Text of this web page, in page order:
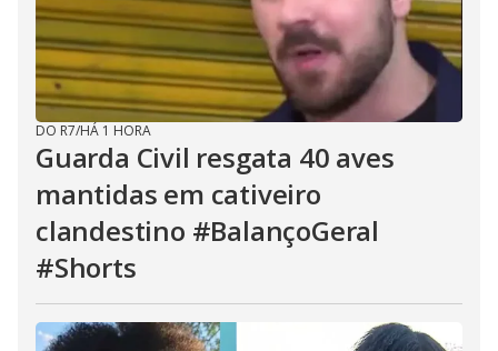
DO R7/HÁ 1 HORA
Guarda Civil resgata 40 aves
mantidas em cativeiro
clandestino #BalançoGeral
#Shorts